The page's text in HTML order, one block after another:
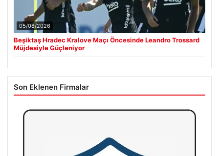
05/08/2026
Beşiktaş Hradec Kralove Maçı Öncesinde Leandro Trossard
Müjdesiyle Güçleniyor
Son Eklenen Firmalar